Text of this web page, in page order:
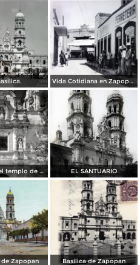
Vida Cotidiana en Zapopan Jalisco.
Facahada del templo de Zapopan EL SANTUARIO
Zapopan Basílica de Zapopan